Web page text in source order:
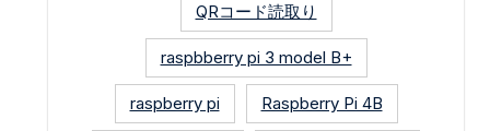
QRコード読取り
raspbberry pi 3 model B+
raspberry pi Raspberry Pi 4B